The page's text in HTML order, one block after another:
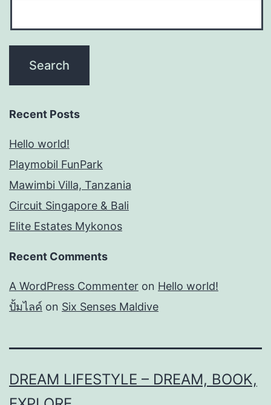
Recent Posts
Hello world!
Playmobil FunPark
Mawimbi Villa, Tanzania
Circuit Singapore & Bali
Elite Estates Mykonos
Recent Comments
A WordPress Commenter on Hello world!
ปั้มไลค์ on Six Senses Maldive
DREAM LIFESTYLE – DREAM, BOOK,